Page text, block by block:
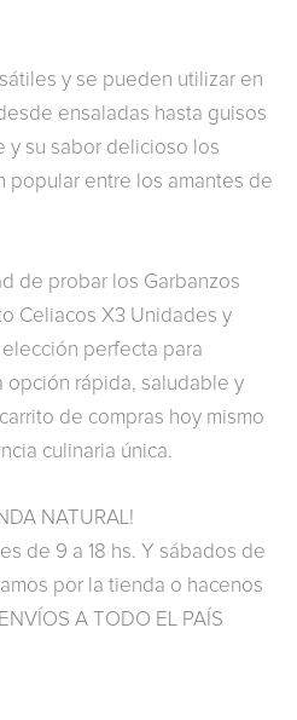
y se pueden utilizar en
ensaladas hasta guisos
y su sabor delicioso los
popular entre los amantes de
de probar los Garbanzos
Celiacos X3 Unidades y
perfecta para
opción rápida, saludable y
de compras hoy mismo
culinaria única.
NATURAL!
de 9 a 18 hs. Y sábados de
por la tienda o hacenos
A TODO EL PAÍS